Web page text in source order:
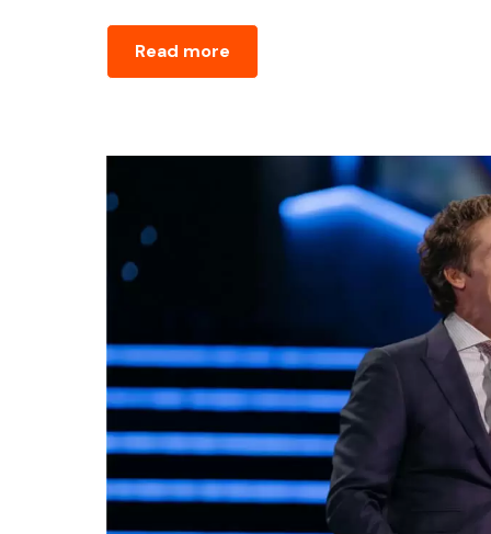
Read more